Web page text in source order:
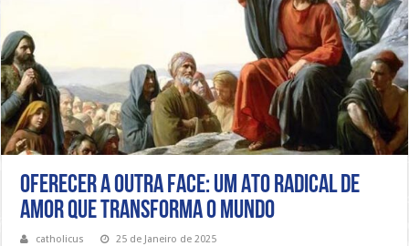
Oferecer a Outra Face: Um Ato Radical de
Amor que Transforma o Mundo
catholicus
25 de Janeiro de 2025